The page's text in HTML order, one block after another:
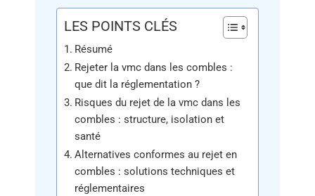
LES POINTS CLÉS
Résumé
Rejeter la vmc dans les combles :
que dit la réglementation ?
Risques du rejet de la vmc dans les
combles : structure, isolation et
santé
Alternatives conformes au rejet en
combles : solutions techniques et
réglementaires